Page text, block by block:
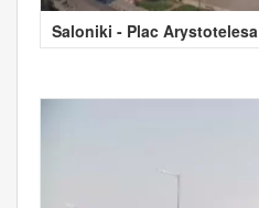
Saloniki - Plac Arystotelesa